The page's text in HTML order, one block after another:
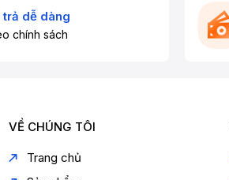
dễ dàng
chính sách
VỀ CHÚNG TÔI
Trang chủ